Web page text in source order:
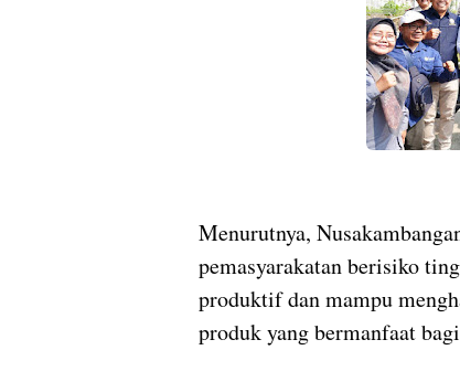
Menurutnya,
pemasyarakatan berisiko
produktif dan mampu
produk yang bermanfaat